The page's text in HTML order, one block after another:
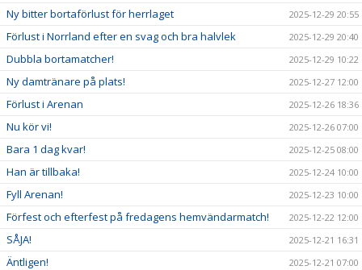
Ny bitter bortaförlust för herrlaget 2025-12-29 20:55
Förlust i Norrland efter en svag och bra halvlek 2025-12-29 20:40
Dubbla bortamatcher! 2025-12-29 10:22
Ny damtränare på plats! 2025-12-27 12:00
Förlust i Arenan 2025-12-26 18:36
Nu kör vi! 2025-12-26 07:00
Bara 1 dag kvar! 2025-12-25 08:00
Han är tillbaka! 2025-12-24 10:00
Fyll Arenan! 2025-12-23 10:00
Förfest och efterfest på fredagens hemvändarmatch! 2025-12-22 12:00
SÅJA! 2025-12-21 16:31
Äntligen! 2025-12-21 07:00